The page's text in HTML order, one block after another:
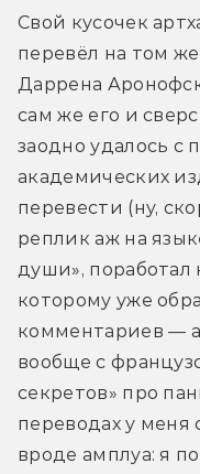
Свой кусочек
перевёл на том
Даррена
сам же его и
заодно удалось с
академических
перевести (ну,
реплик аж на
души», поработал
которому уже
комментариев —
вообще с
секретов» про
переводах у меня
вроде амплуа: я